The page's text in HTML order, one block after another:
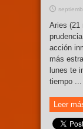
Aries (21
acción
más
lunes te
tiempo ...
Leer